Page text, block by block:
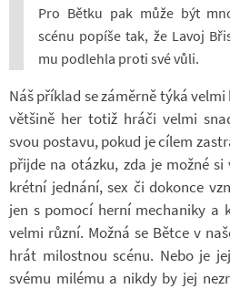
Pro Bětku pak může být
scénu po­píše tak, že Lavoj
mu pod­lehla proti své vůli.
Náš pří­klad se zá­měrně týká
vět­šině her totiž hráči velmi
svou po­stavu, pokud je cílem
při­jde na otázku, zda je možné
krétní jed­nání, sex či do­konce
jen s po­mocí herní me­cha­niky a
velmi různí. Možná se Bětce v
hrát mi­lost­nou scénu. Nebo je
svému mi­lému a nikdy by jej